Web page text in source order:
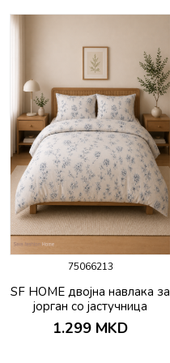
75066213
SF HOME двојна навлака за
јорган со јастучница
200х230 Bello
1.299 MKD